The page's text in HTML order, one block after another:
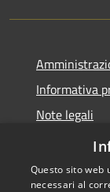
Informativa
Note legali
Questo sito web
necessari al